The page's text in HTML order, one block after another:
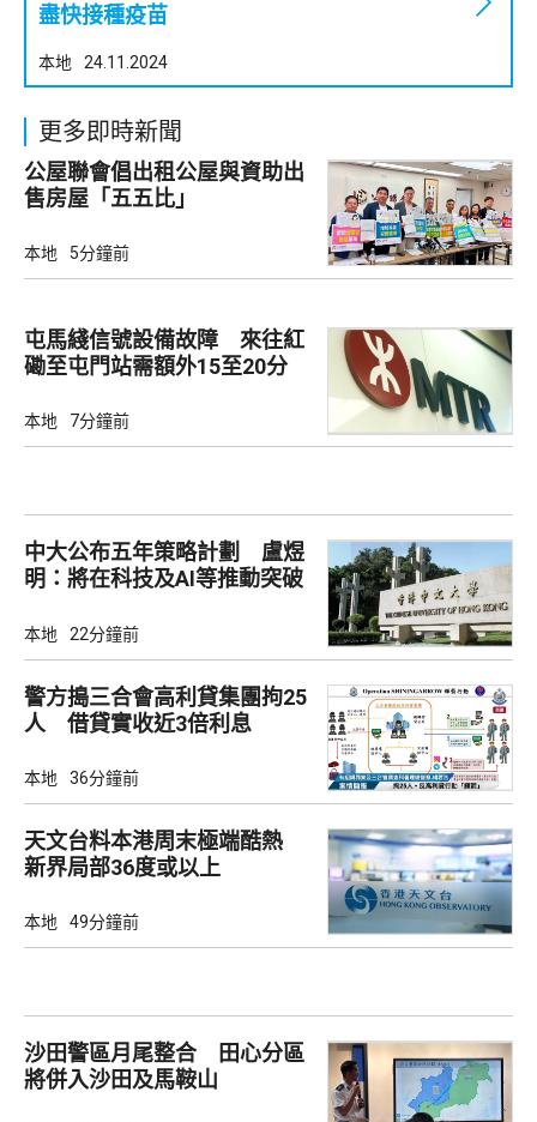
盡快接種疫苗
本地 24.11.2024
更多即時新聞
公屋聯會倡出租公屋與資助出
售房屋「五五比」
本地 5分鐘前
屯馬綫信號設備故障 來往紅
磡至屯門站需額外15至20分
本地 7分鐘前
中大公布五年策略計劃 盧煜
明：將在科技及AI等推動突破
本地 22分鐘前
警方搗三合會高利貸集團拘25
人 借貸實收近3倍利息
本地 36分鐘前
天文台料本港周末極端酷熱
新界局部36度或以上
本地 49分鐘前
沙田警區月尾整合 田心分區
將併入沙田及馬鞍山